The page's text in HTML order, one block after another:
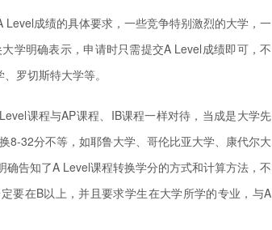
成绩的具体要求，一些竞争特别激烈的大学，一
学明确表示，申请时只需提交A Level成绩即可，不
罗切斯特大学等。
课程与AP课程、IB课程一样对待，当成是大学先
8-32分不等，如耶鲁大学、哥伦比亚大学、康代尔大
告知了A Level课程转换学分的方式和计算方法，不
要在B以上，并且要求学生在大学所学的专业，与A